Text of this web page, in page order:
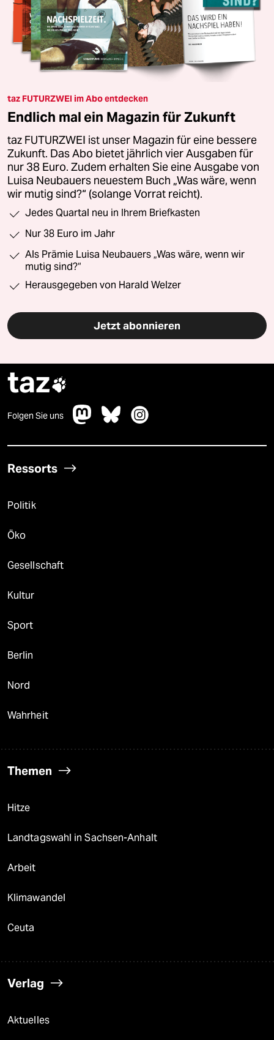
taz FUTURZWEI im Abo entdecken
Endlich mal ein Magazin für Zukunft
taz FUTURZWEI ist unser Magazin für eine bessere
Zukunft. Das Abo bietet jährlich vier Ausgaben für
nur 38 Euro. Zudem erhalten Sie eine Ausgabe von
Luisa Neubauers neuestem Buch „Was wäre, wenn
wir mutig sind?“ (solange Vorrat reicht).
Jedes Quartal neu in Ihrem Briefkasten
Nur 38 Euro im Jahr
Als Prämie Luisa Neubauers „Was wäre, wenn wir
mutig sind?“
Herausgegeben von Harald Welzer
Jetzt abonnieren
taz
Folgen Sie uns
Ressorts
Politik
Öko
Gesellschaft
Kultur
Sport
Berlin
Nord
Wahrheit
Themen
Hitze
Landtagswahl in Sachsen-Anhalt
Arbeit
Klimawandel
Ceuta
Verlag
Aktuelles